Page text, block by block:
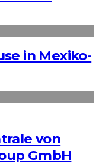
in Mexiko-
von
GmbH